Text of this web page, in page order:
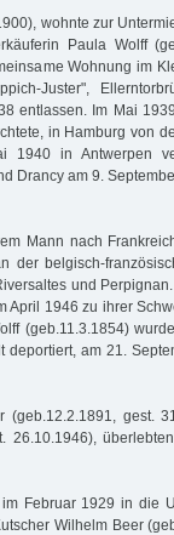
wohnte zur
Paula Wolff
Wohnung im
Juster",
entlassen. Im Mai
in Hamburg von
1940 in Antwerpen
Drancy am 9.
Mann nach
der belgisch-
und
April 1946 zu ihrer
(geb.11.3.1854)
deportiert, am 21.
(geb.12.2.1891, gest.
26.10.1946),
Februar 1929 in die
Wilhelm Beer